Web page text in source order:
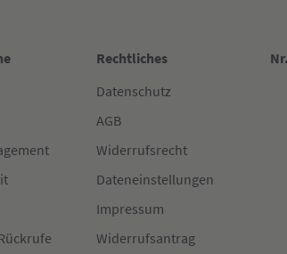
Rechtliches
Datenschutz
AGB
Widerrufsrecht
Dateneinstellungen
Impressum
Widerrufsantrag